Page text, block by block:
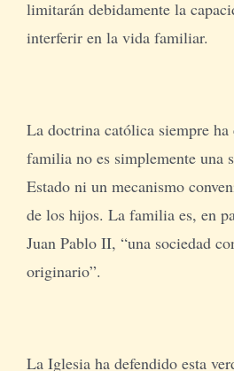
limitarán debidamente la
interferir en la vida familiar.
La doctrina católica siempre
familia no es simplemente una
Estado ni un mecanismo
de los hijos. La familia es, en
Juan Pablo II, “una sociedad
originario”.
La Iglesia ha defendido esta